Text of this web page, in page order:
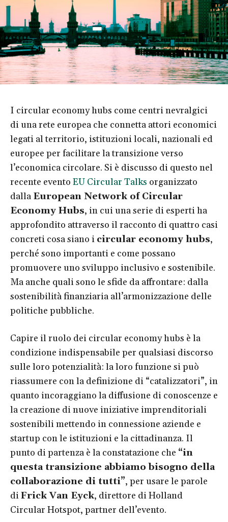
I circular economy hubs come centri nevralgici
di una rete europea che connetta attori economici
legati al territorio, istituzioni locali, nazionali ed
europee per facilitare la transizione verso
l’economica circolare. Si è discusso di questo nel
recente evento EU Circular Talks organizzato
dalla European Network of Circular
Economy Hubs, in cui una serie di esperti ha
approfondito attraverso il racconto di quattro casi
concreti cosa siano i circular economy hubs,
perché sono importanti e come possano
promuovere uno sviluppo inclusivo e sostenibile.
Ma anche quali sono le sfide da affrontare: dalla
sostenibilità finanziaria all’armonizzazione delle
politiche pubbliche.
Capire il ruolo dei circular economy hubs è la
condizione indispensabile per qualsiasi discorso
sulle loro potenzialità: la loro funzione si può
riassumere con la definizione di “catalizzatori”, in
quanto incoraggiano la diffusione di conoscenze e
la creazione di nuove iniziative imprenditoriali
sostenibili mettendo in connessione aziende e
startup con le istituzioni e la cittadinanza. Il
punto di partenza è la constatazione che “in
questa transizione abbiamo bisogno della
collaborazione di tutti”, per usare le parole
diFrick Van Eyck, direttore di Holland
Circular Hotspot, partner dell’evento.